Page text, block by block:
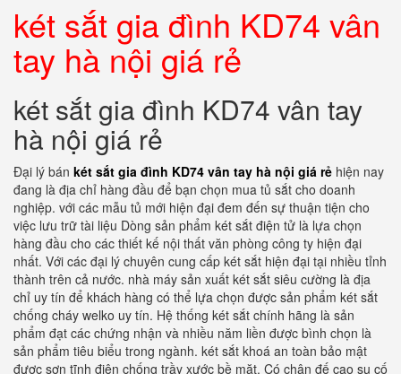
két sắt gia đình KD74 vân
tay hà nội giá rẻ
két sắt gia đình KD74 vân tay
hà nội giá rẻ
Đại lý bán két sắt gia đình KD74 vân tay hà nội giá rẻ hiện nay
đang là địa chỉ hàng đầu để bạn chọn mua tủ sắt cho doanh
nghiệp. với các mẫu tủ mới hiện đại đem đến sự thuận tiện cho
việc lưu trữ tài liệu Dòng sản phẩm két sắt điện tử là lựa chọn
hàng đầu cho các thiết kế nội thất văn phòng công ty hiện đại
nhất. Với các đại lý chuyên cung cấp két sắt hiện đại tại nhiều tỉnh
thành trên cả nước. nhà máy sản xuất két sắt siêu cường là địa
chỉ uy tín để khách hàng có thể lựa chọn được sản phẩm két sắt
chống cháy welko uy tín. Hệ thống két sắt chính hãng là sản
phẩm đạt các chứng nhận và nhiều năm liền được bình chọn là
sản phẩm tiêu biểu trong ngành. két sắt khoá an toàn bảo mật
được sơn tĩnh điện chống trầy xước bề mặt. Có chân đế cao su cố